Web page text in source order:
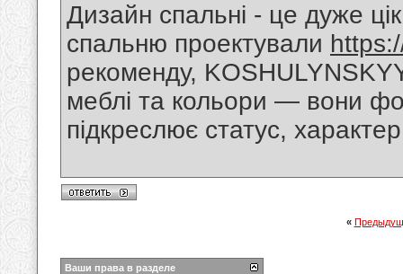
Дизайн спальні - це дуже
спальню проектували
рекоменду,
меблі та кольори — вони
підкреслює статус,
«
Ваши права в разделе